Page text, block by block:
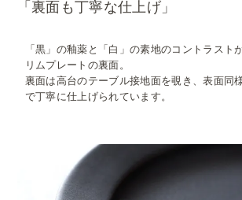
「裏面も丁寧な仕上げ」
「黒」の釉薬と「白」の素地のコントラスト
リムプレートの裏面。
裏面は高台のテーブル接地面を覗き、表面同
で丁寧に仕上げられています。